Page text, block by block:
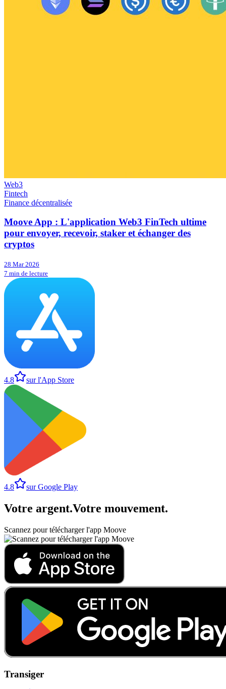
Web3
Fintech
Finance décentralisée
Moove App : L'application Web3 FinTech ultime
pour envoyer, recevoir, staker et échanger des
cryptos
28 Mar 2026
7 min de lecture
4.8 sur l'App Store
4.8 sur Google Play
Votre argent.Votre mouvement.
Scannez pour télécharger l'app Moove
Transiger